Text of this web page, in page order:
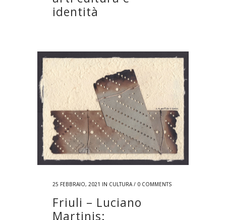
identità
25 FEBBRAIO, 2021 IN CULTURA/ 0 COMMENTS
Friuli – Luciano
Martinis: